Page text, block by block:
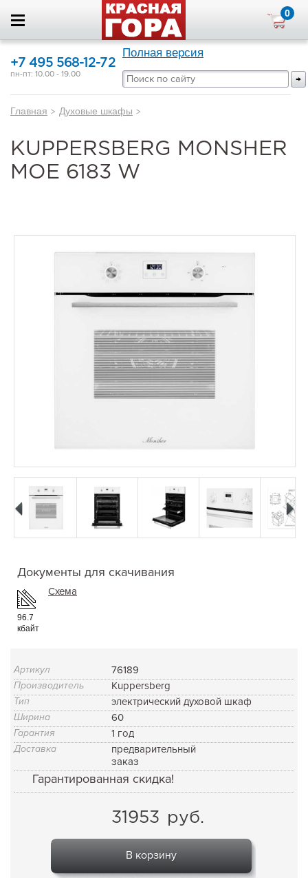
0
+7 495 568-12-72
пн-пт: 10.00 - 19.00
Полная версия
Главная > Духовые шкафы >
KUPPERSBERG MONSHER
MOE 6183 W
Документы для скачивания
96.7
кбайт
Схема
Артикул 76189
Производитель Kuppersberg
Тип электрический духовой шкаф
Ширина 60
Гарантия 1 год
Доставка
предварительный
заказ
Гарантированная скидка!
31953 руб.
В корзину